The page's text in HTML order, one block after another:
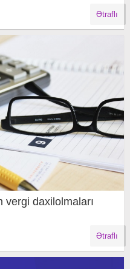
Ətraflı
vergi daxilolmaları
Ətraflı